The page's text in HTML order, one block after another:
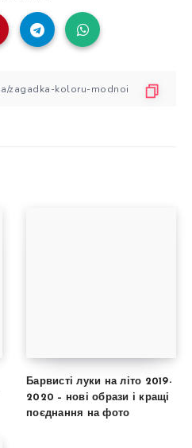
Барвисті луки на літо 2019-
2020 – нові образи і кращі
поєднання на фото